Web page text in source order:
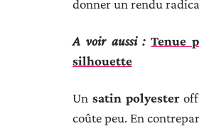
donner un rendu
A voir aussi : Tenue
silhouette
Un satin polyester
coûte peu. En